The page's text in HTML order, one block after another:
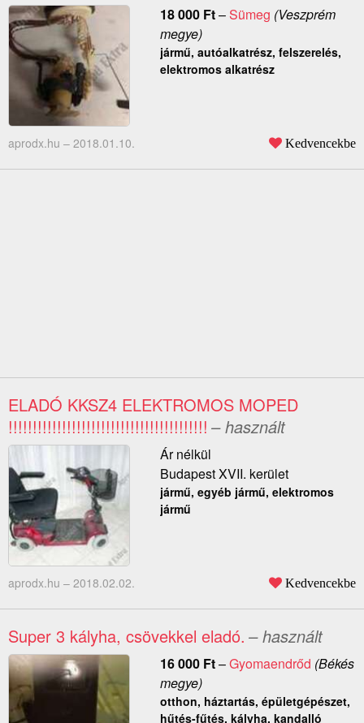
18 000 Ft–Sümeg (Veszprém
megye)
jármű, autóalkatrész, felszerelés,
elektromos alkatrész
aprodx.hu – 2018.01.10. Kedvencekbe
ELADÓ KKSZ4 ELEKTROMOS MOPED
!!!!!!!!!!!!!!!!!!!!!!!!!!!!!!!!!!!!!!!!! – használt
Ár nélkül
Budapest XVII. kerület
jármű, egyéb jármű, elektromos
jármű
aprodx.hu – 2018.02.02. Kedvencekbe
Super 3 kályha, csövekkel eladó. – használt
16 000 Ft–Gyomaendrőd (Békés
megye)
otthon, háztartás, épületgépészet,
hűtés-fűtés, kályha, kandalló